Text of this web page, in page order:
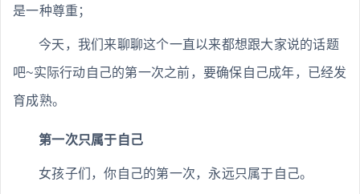
是一种尊重；
今天，我们来聊聊这个一直以来都想跟大家说的话题
吧~实际行动自己的第一次之前，要确保自己成年，已经发
育成熟。
第一次只属于自己
女孩子们，你自己的第一次，永远只属于自己。